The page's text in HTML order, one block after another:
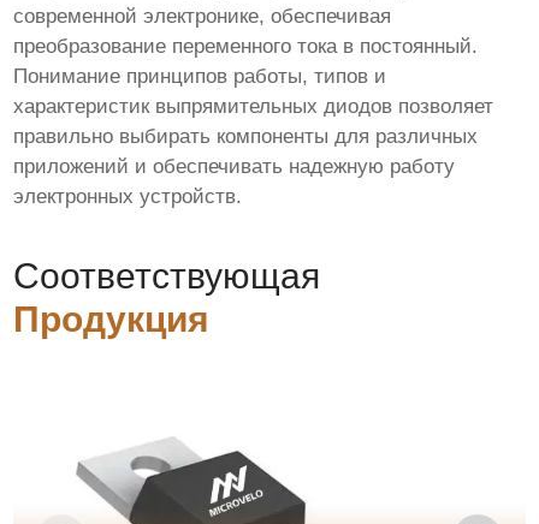
современной электронике, обеспечивая
преобразование переменного тока в постоянный.
Понимание принципов работы, типов и
характеристик выпрямительных диодов позволяет
правильно выбирать компоненты для различных
приложений и обеспечивать надежную работу
электронных устройств.
Соответствующая
Продукция